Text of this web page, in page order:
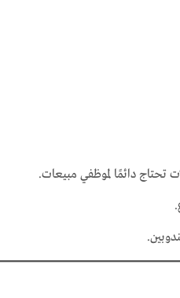
تحتاج دائمًا لموظفي مبيعات.